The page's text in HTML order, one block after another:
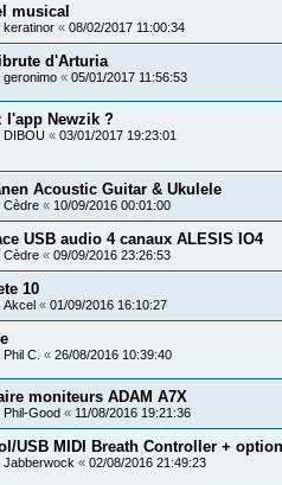
musical
keratinor « 08/02/2017 11:00:34
d'Arturia
geronimo « 05/01/2017 11:56:53
l'app Newzik ?
DIBOU « 03/01/2017 19:23:01
Acoustic Guitar & Ukulele
Cèdre « 10/09/2016 00:01:00
USB audio 4 canaux ALESIS IO4
Cèdre « 09/09/2016 23:26:53
10
Akcel « 01/09/2016 16:10:27
Phil C. « 26/08/2016 10:39:40
moniteurs ADAM A7X
Phil-Good « 11/08/2016 19:21:36
USB MIDI Breath Controller +
Jabberwock « 02/08/2016 21:49:23